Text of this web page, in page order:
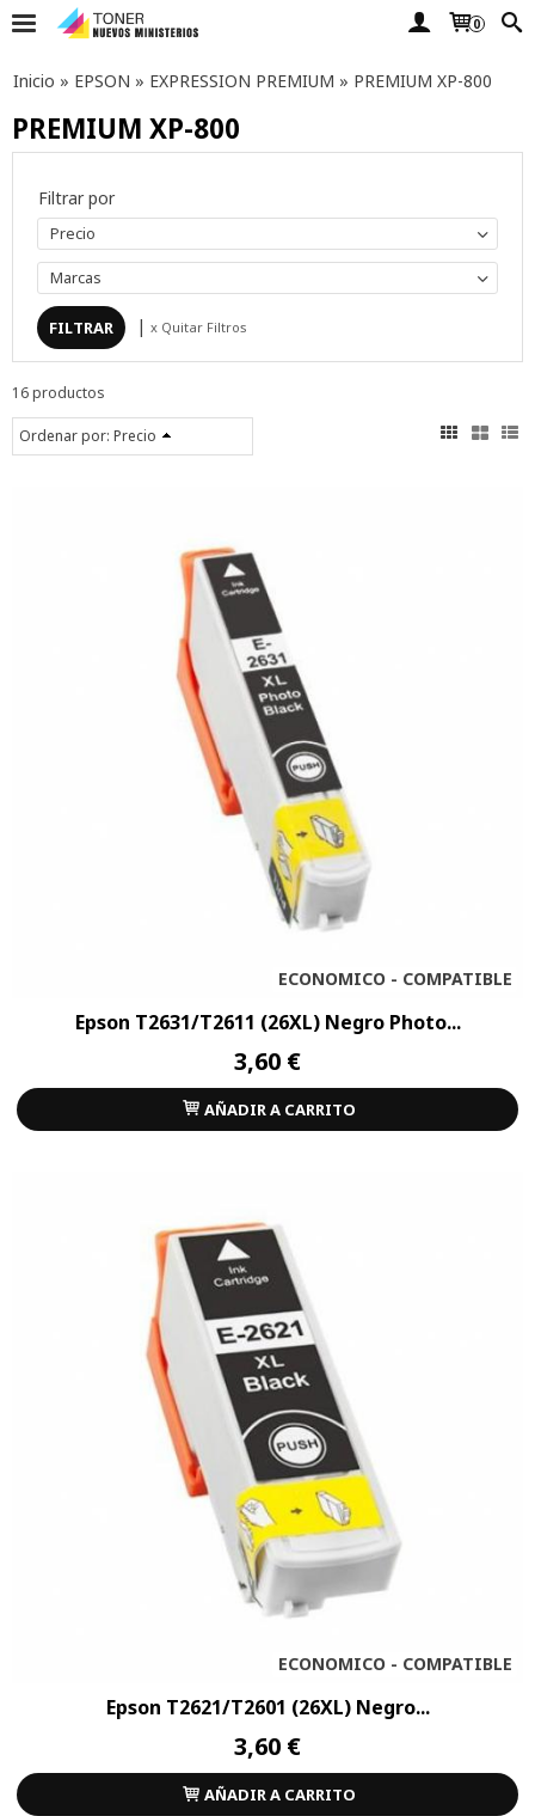
0
Inicio » EPSON » EXPRESSION PREMIUM » PREMIUM XP-800
PREMIUM XP-800
Filtrar por
Precio
Marcas
| x Quitar Filtros
16 productos
Ordenar por: Precio
ECONOMICO - COMPATIBLE
Epson T2631/T2611 (26XL) Negro Photo...
3,60 €
AÑADIR A CARRITO
ECONOMICO - COMPATIBLE
Epson T2621/T2601 (26XL) Negro...
3,60 €
AÑADIR A CARRITO